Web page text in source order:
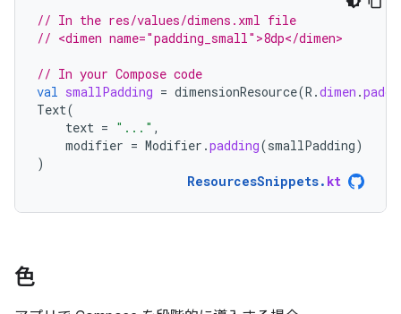
// In the res/values/dimens.xml file
// <dimen name="padding_small">8dp</dimen>
// In your Compose code
val smallPadding = dimensionResource(R .dimen .
Text(
text = "..." ,
modifier = Modifier .padding(smallPadding)
)
ResourcesSnippets. kt
色